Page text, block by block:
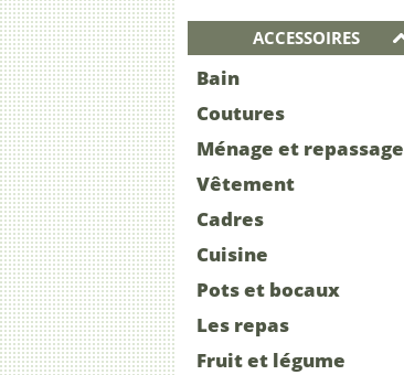
ACCESSOIRES
Bain
Coutures
Ménage et repassage
Vêtement
Cadres
Cuisine
Pots et bocaux
Les repas
Fruit et légume